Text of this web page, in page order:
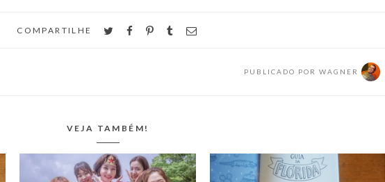
COMPARTILHE twitterfacebookpinterest
tumblr
PUBLICADO POR WAGNER
VEJA TAMBÉM!